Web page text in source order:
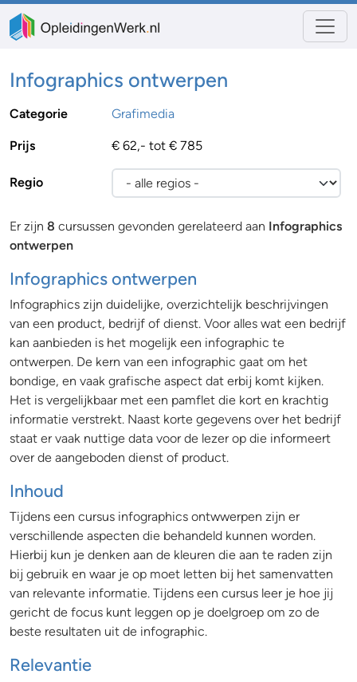
Infographics ontwerpen
Categorie Grafimedia
Prijs € 62,- tot € 785
Regio
Er zijn 8 cursussen gevonden gerelateerd aan Infographics
ontwerpen
Infographics ontwerpen
Infographics zijn duidelijke, overzichtelijk beschrijvingen
van een product, bedrijf of dienst. Voor alles wat een bedrijf
kan aanbieden is het mogelijk een infographic te
ontwerpen. De kern van een infographic gaat om het
bondige, en vaak grafische aspect dat erbij komt kijken.
Het is vergelijkbaar met een pamflet die kort en krachtig
informatie verstrekt. Naast korte gegevens over het bedrijf
staat er vaak nuttige data voor de lezer op die informeert
over de aangeboden dienst of product.
Inhoud
Tijdens een cursus infographics ontwwerpen zijn er
verschillende aspecten die behandeld kunnen worden.
Hierbij kun je denken aan de kleuren die aan te raden zijn
bij gebruik en waar je op moet letten bij het samenvatten
van relevante informatie. Tijdens een cursus leer je hoe jij
gericht de focus kunt leggen op je doelgroep om zo de
beste resultaten uit de infographic.
Relevantie